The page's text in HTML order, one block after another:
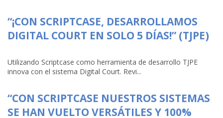
“¡CON SCRIPTCASE, DESARROLLAMOS
DIGITAL COURT EN SOLO 5 DÍAS!” (TJPE)
Utilizando Scriptcase como herramienta de desarrollo TJPE
innova con el sistema Digital Court. Revi...
“CON SCRIPTCASE NUESTROS SISTEMAS
SE HAN VUELTO VERSÁTILES Y 100%